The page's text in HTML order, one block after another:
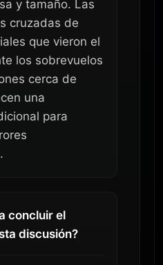
y tamaño. Las
cruzadas de
que vieron el
los sobrevuelos
cerca de
una
para
concluir el
discusión?